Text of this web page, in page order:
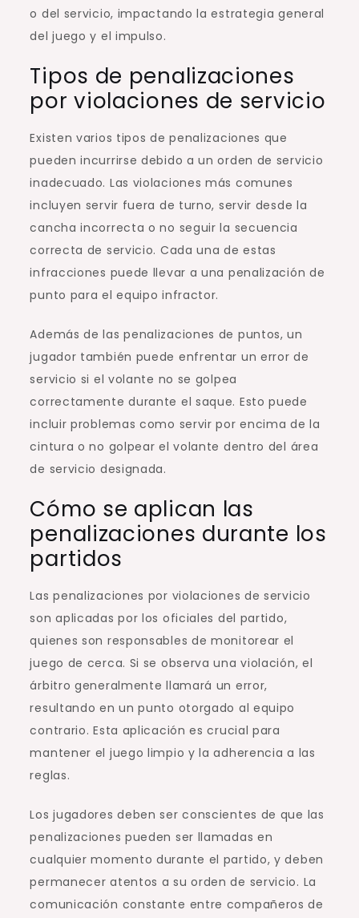
o del servicio, impactando la estrategia general
del juego y el impulso.
Tipos de penalizaciones
por violaciones de servicio
Existen varios tipos de penalizaciones que
pueden incurrirse debido a un orden de servicio
inadecuado. Las violaciones más comunes
incluyen servir fuera de turno, servir desde la
cancha incorrecta o no seguir la secuencia
correcta de servicio. Cada una de estas
infracciones puede llevar a una penalización de
punto para el equipo infractor.
Además de las penalizaciones de puntos, un
jugador también puede enfrentar un error de
servicio si el volante no se golpea
correctamente durante el saque. Esto puede
incluir problemas como servir por encima de la
cintura o no golpear el volante dentro del área
de servicio designada.
Cómo se aplican las
penalizaciones durante los
partidos
Las penalizaciones por violaciones de servicio
son aplicadas por los oficiales del partido,
quienes son responsables de monitorear el
juego de cerca. Si se observa una violación, el
árbitro generalmente llamará un error,
resultando en un punto otorgado al equipo
contrario. Esta aplicación es crucial para
mantener el juego limpio y la adherencia a las
reglas.
Los jugadores deben ser conscientes de que las
penalizaciones pueden ser llamadas en
cualquier momento durante el partido, y deben
permanecer atentos a su orden de servicio. La
comunicación constante entre compañeros de